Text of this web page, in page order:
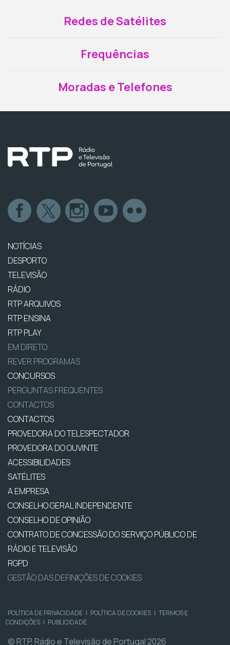
Redes de Satélites
Frequências
Moradas e Telefones
NOTÍCIAS
DESPORTO
TELEVISÃO
RÁDIO
RTP ARQUIVOS
RTP ENSINA
RTP PLAY
EM DIRETO
REVER PROGRAMAS
CONCURSOS
PERGUNTAS FREQUENTES
CONTACTOS
CONTACTOS
PROVEDORA DO TELESPECTADOR
PROVEDORA DO OUVINTE
ACESSIBILIDADES
SATÉLITES
A EMPRESA
CONSELHO GERAL INDEPENDENTE
CONSELHO DE OPINIÃO
CONTRATO DE CONCESSÃO DO SERVIÇO PÚBLICO DE
RÁDIO E TELEVISÃO
RGPD
GESTÃO DAS DEFINIÇÕES DE COOKIES
POLÍTICA DE PRIVACIDADE | POLÍTICA DE COOKIES | TERMOS E
CONDIÇÕES | PUBLICIDADE
© RTP, Rádio e Televisão de Portugal 2026